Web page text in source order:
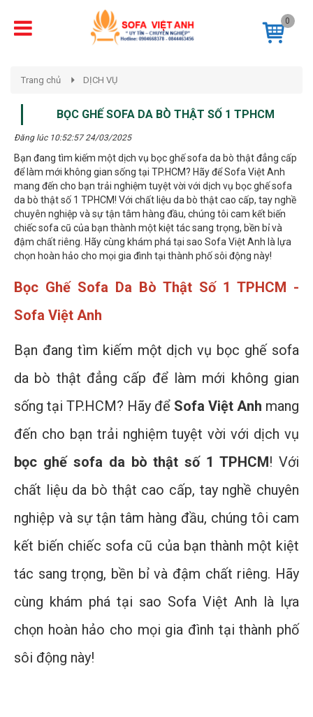
0
Trang chủ DỊCH VỤ
BỌC GHẾ SOFA DA BÒ THẬT SỐ 1 TPHCM
Đăng lúc 10:52:57 24/03/2025
Bạn đang tìm kiếm một dịch vụ bọc ghế sofa da bò thật đẳng cấp
để làm mới không gian sống tại TP.HCM? Hãy để Sofa Việt Anh
mang đến cho bạn trải nghiệm tuyệt vời với dịch vụ bọc ghế sofa
da bò thật số 1 TPHCM! Với chất liệu da bò thật cao cấp, tay nghề
chuyên nghiệp và sự tận tâm hàng đầu, chúng tôi cam kết biến
chiếc sofa cũ của bạn thành một kiệt tác sang trọng, bền bỉ và
đậm chất riêng. Hãy cùng khám phá tại sao Sofa Việt Anh là lựa
chọn hoàn hảo cho mọi gia đình tại thành phố sôi động này!
Bọc Ghế Sofa Da Bò Thật Số 1 TPHCM -
Sofa Việt Anh
Bạn đang tìm kiếm một dịch vụ bọc ghế sofa
da bò thật đẳng cấp để làm mới không gian
sống tại TP.HCM? Hãy để Sofa Việt Anh mang
đến cho bạn trải nghiệm tuyệt vời với dịch vụ
bọc ghế sofa da bò thật số 1 TPHCM! Với
chất liệu da bò thật cao cấp, tay nghề chuyên
nghiệp và sự tận tâm hàng đầu, chúng tôi cam
kết biến chiếc sofa cũ của bạn thành một kiệt
tác sang trọng, bền bỉ và đậm chất riêng. Hãy
cùng khám phá tại sao Sofa Việt Anh là lựa
chọn hoàn hảo cho mọi gia đình tại thành phố
sôi động này!